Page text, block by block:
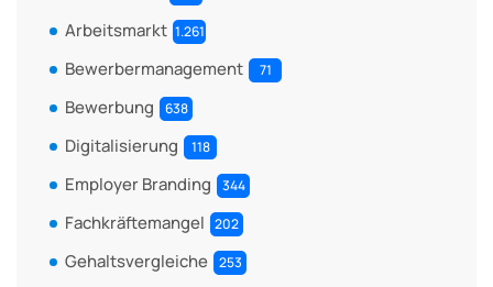
Arbeitsmarkt 1.261
Bewerbermanagement 71
Bewerbung 638
Digitalisierung 118
Employer Branding 344
Fachkräftemangel 202
Gehaltsvergleiche 253